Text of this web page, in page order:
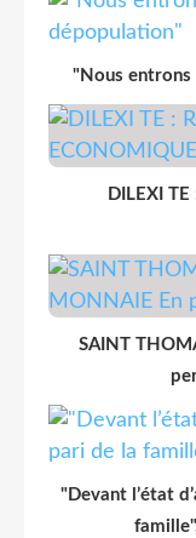
"Nous entrons
DILEXI TE
SAINT
"Devant l’état